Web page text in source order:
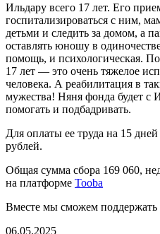
Ильдару всего 17 лет. Его
госпитализироваться с ним,
детьми и следить за домом, а
оставлять юношу в
помощь, и психологическая.
17 лет — это очень тяжелое
человека. А реабилитация в
мужества! Няня фонда будет с
помогать и подбадривать.
Для оплаты ее труда на 15
рублей.
Общая сумма сбора 169 060,
на платформе Tooba
Вместе мы сможем поддержать
06.05.2025